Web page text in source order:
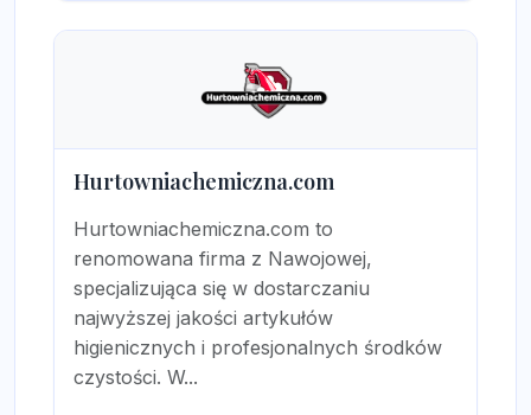
Hurtowniachemiczna.com
Hurtowniachemiczna.com to
renomowana firma z Nawojowej,
specjalizująca się w dostarczaniu
najwyższej jakości artykułów
higienicznych i profesjonalnych środków
czystości. W...